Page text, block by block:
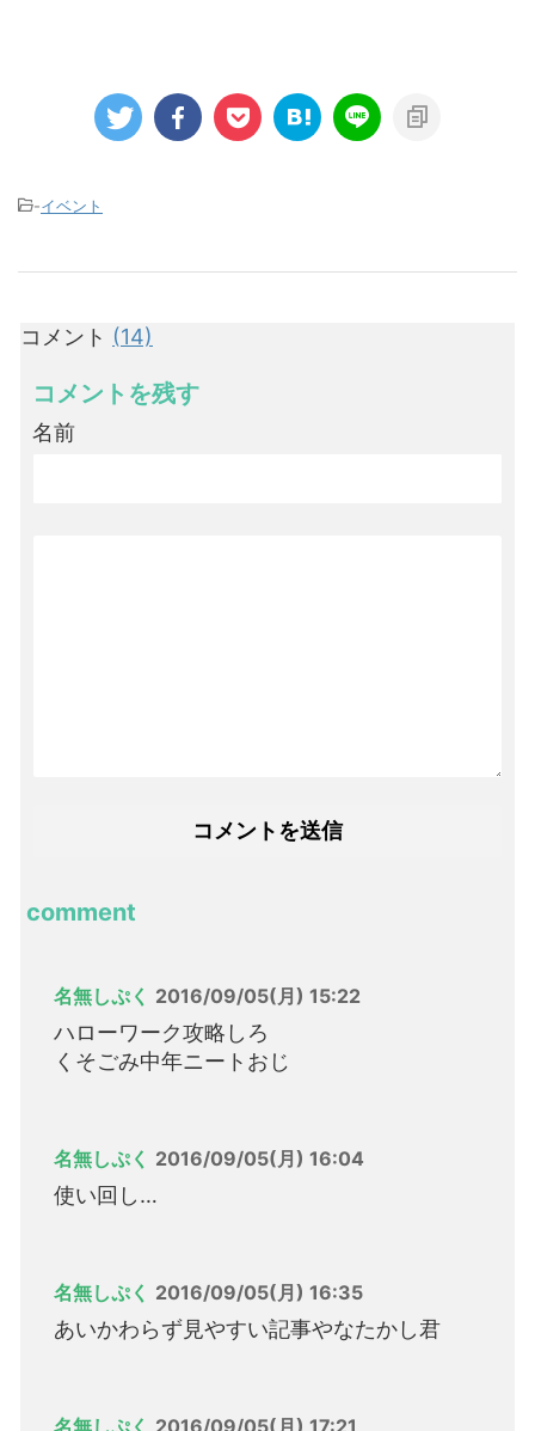
-イベント
コメント (14)
コメントを残す
名前
comment
名無しぷく 2016/09/05(月) 15:22
ハローワーク攻略しろ
くそごみ中年ニートおじ
名無しぷく 2016/09/05(月) 16:04
使い回し…
名無しぷく 2016/09/05(月) 16:35
あいかわらず見やすい記事やなたかし君